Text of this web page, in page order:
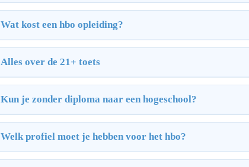
Wat kost een hbo opleiding?
Alles over de 21+ toets
Kun je zonder diploma naar een hogeschool?
Welk profiel moet je hebben voor het hbo?